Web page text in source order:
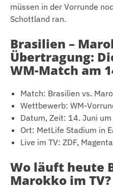
müssen in der Vorrunde
Schottland ran.
Brasilien –
Übertragung:
WM-Match am
Match: Brasilien vs.
Wettbewerb: WM-
Datum, Zeit: 14. Juni
Ort: MetLife Stadium in
Live im TV: ZDF,
Wo läuft heute
Marokko im TV?